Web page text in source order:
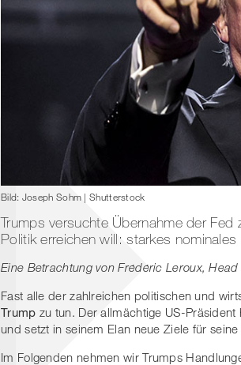
Bild: Joseph Sohm | Shutterstock
Trumps versuchte Übernahme der
Politik erreichen will: starkes
Eine Betrachtung von Frédéric Leroux,
Fast alle der zahlreichen politischen und
Trump zu tun. Der allmächtige US-
und setzt in seinem Elan neue Ziele für seine
Im Folgenden nehmen wir Trumps